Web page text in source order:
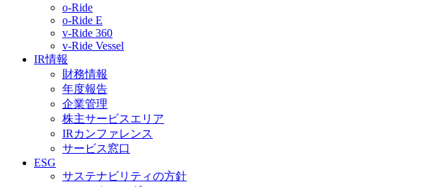
o-Ride
o-Ride E
v-Ride 360
v-Ride Vessel
IR情報
財務情報
年度報告
企業管理
株主サービスエリア
IRカンファレンス
サービス窓口
ESG
サステナビリティの方針